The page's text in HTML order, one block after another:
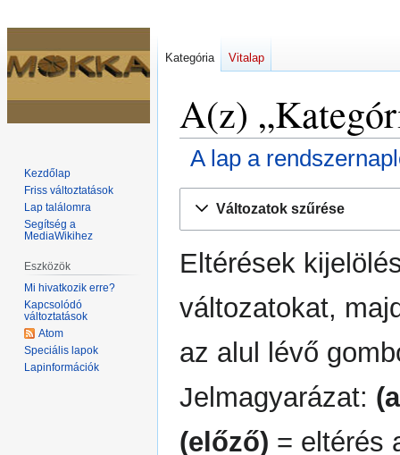
A(z)
A lap a
Változatok szűrése
Eltérések
változatokat,
az alul lévő
Jelmagyarázat:
(előző) = eltérés
Kategória Vitalap
Kezdőlap
Friss változtatások
Lap találomra
Segítség a
MediaWikihez
Eszközök
Mi hivatkozik erre?
Kapcsolódó
változtatások
Atom
Speciális lapok
Lapinformációk